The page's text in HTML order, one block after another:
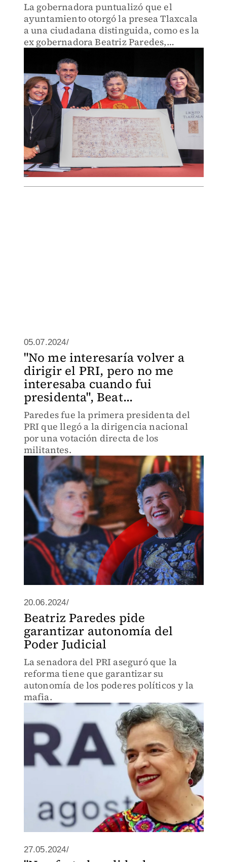
La gobernadora puntualizó que el
ayuntamiento otorgó la presea Tlaxcala
a una ciudadana distinguida, como es la
ex gobernadora Beatriz Paredes,
05.07.2024/
"No me interesaría volver a
dirigir el PRI, pero no me
interesaba cuando fui
presidenta", Beat...
Paredes fue la primera presidenta del
PRI que llegó a la dirigencia nacional
por una votación directa de los
militantes.
20.06.2024/
Beatriz Paredes pide
garantizar autonomía del
Poder Judicial
La senadora del PRI aseguró que la
reforma tiene que garantizar su
autonomía de los poderes políticos y la
mafia.
27.05.2024/